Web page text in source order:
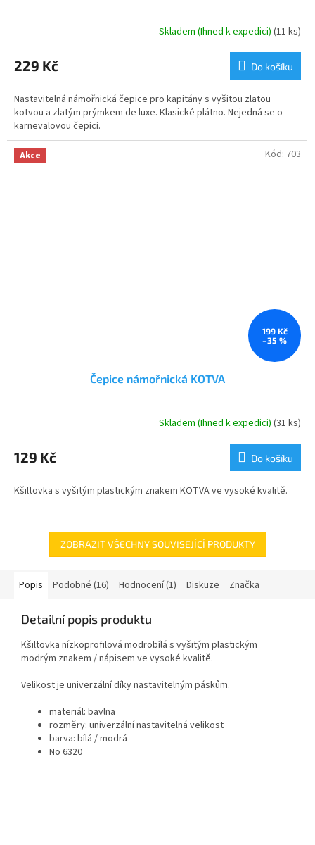
produktu
je
z
5
hvězdiček.
Skladem (Ihned k expedici)(11 ks)
229 Kč Do košíku
Nastavitelná námořnická čepice pro kapitány s vyšitou zlatou
kotvou a zlatým prýmkem de luxe. Klasické plátno. Nejedná se o
karnevalovou čepici.
Akce
199 Kč
–35 %
Čepice námořnická KOTVA
produktu
je
z
Skladem (Ihned k expedici)(31 ks)
129 Kč Do košíku
Kšiltovka s vyšitým plastickým znakem KOTVA ve vysoké kvalitě.
Kód: 703
ZOBRAZIT VŠECHNY SOUVISEJÍCÍ PRODUKTY
Popis Podobné (16) Hodnocení (1) Diskuze Značka
Detailní popis produktu
Kšiltovka nízkoprofilová modrobílá s vyšitým plastickým
modrým znakem / nápisem ve vysoké kvalitě.
Velikost je univerzální díky nastavitelným páskům.
materiál: bavlna
rozměry: univerzální nastavitelná velikost
barva: bílá / modrá
No 6320